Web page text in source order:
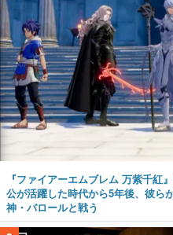
『ファイアーエムブレム 万紫千紅
公が活躍した時代から5年後、彼ら
神・バロールと戦う